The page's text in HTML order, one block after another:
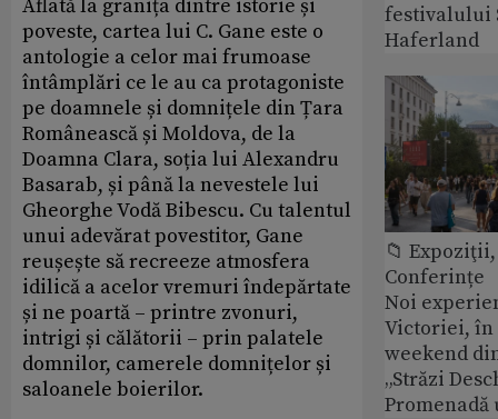
Aflată la granița dintre istorie și
poveste, cartea lui C. Gane este o
antologie a celor mai frumoase
întâmplări ce le au ca protagoniste
pe doamnele și domnițele din Țara
Românească și Moldova, de la
Doamna Clara, soția lui Alexandru
Basarab, și până la nevestele lui
Gheorghe Vodă Bibescu. Cu talentul
unui adevărat povestitor, Gane
reușește să recreeze atmosfera
idilică a acelor vremuri îndepărtate
și ne poartă – printre zvonuri,
intrigi și călătorii – prin palatele
domnilor, camerele domnițelor și
saloanele boierilor.
festivalului
Haferland
📁
Conferințe
Noi
Victoriei,
weekend
„Străzi
Promenadă